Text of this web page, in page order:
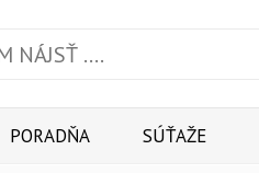
PORADŇA SÚŤAŽE